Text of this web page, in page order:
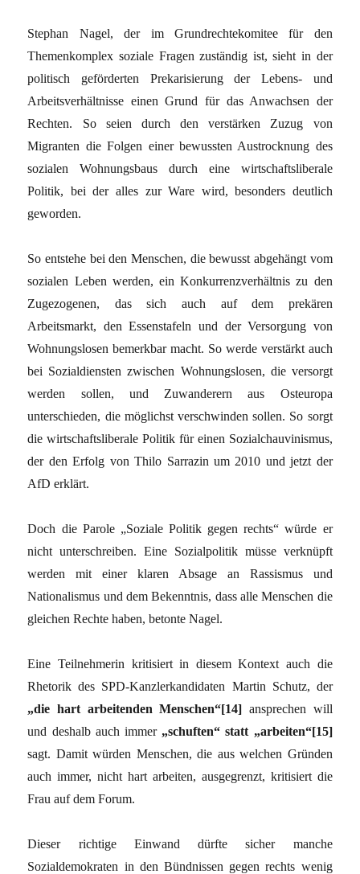
Stephan Nagel, der im Grundrechtekomitee für den
Themenkomplex soziale Fragen zuständig ist, sieht in der
politisch geförderten Prekarisierung der Lebens- und
Arbeitsverhältnisse einen Grund für das Anwachsen der
Rechten. So seien durch den verstärken Zuzug von
Migranten die Folgen einer bewussten Austrocknung des
sozialen Wohnungsbaus durch eine wirtschaftsliberale
Politik, bei der alles zur Ware wird, besonders deutlich
geworden.
So entstehe bei den Menschen, die bewusst abgehängt vom
sozialen Leben werden, ein Konkurrenzverhältnis zu den
Zugezogenen, das sich auch auf dem prekären
Arbeitsmarkt, den Essenstafeln und der Versorgung von
Wohnungslosen bemerkbar macht. So werde verstärkt auch
bei Sozialdiensten zwischen Wohnungslosen, die versorgt
werden sollen, und Zuwanderern aus Osteuropa
unterschieden, die möglichst verschwinden sollen. So sorgt
die wirtschaftsliberale Politik für einen Sozialchauvinismus,
der den Erfolg von Thilo Sarrazin um 2010 und jetzt der
AfD erklärt.
Doch die Parole „Soziale Politik gegen rechts“ würde er
nicht unterschreiben. Eine Sozialpolitik müsse verknüpft
werden mit einer klaren Absage an Rassismus und
Nationalismus und dem Bekenntnis, dass alle Menschen die
gleichen Rechte haben, betonte Nagel.
Eine Teilnehmerin kritisiert in diesem Kontext auch die
Rhetorik des SPD-Kanzlerkandidaten Martin Schutz, der
„die hart arbeitenden Menschen“[14] ansprechen will
und deshalb auch immer „schuften“ statt „arbeiten“[15]
sagt. Damit würden Menschen, die aus welchen Gründen
auch immer, nicht hart arbeiten, ausgegrenzt, kritisiert die
Frau auf dem Forum.
Dieser richtige Einwand dürfte sicher manche
Sozialdemokraten in den Bündnissen gegen rechts wenig